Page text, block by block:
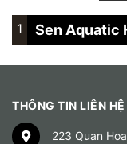
1 Sen Aquatic
THÔNG TIN LIÊN HỆ
223 Quan